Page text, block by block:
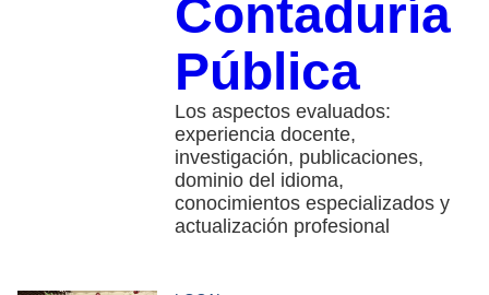
Contaduría
Pública
Los aspectos evaluados:
experiencia docente,
investigación, publicaciones,
dominio del idioma,
conocimientos especializados y
actualización profesional